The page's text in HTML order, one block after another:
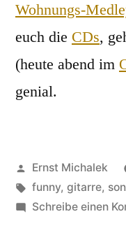
Wohnungs-
euch die CDs,
(heute abend im
genial.
Veröffentlicht
von
Ernst Michalek
Schlagwörter:
funny, gitarre,
Schreibe einen